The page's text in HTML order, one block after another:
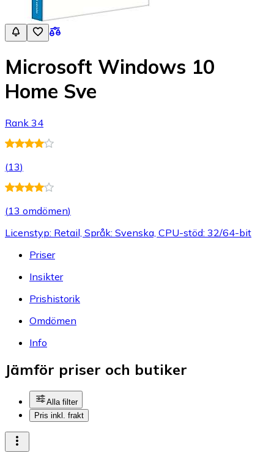
Microsoft Windows 10
Home Sve
Rank 34
(13)
(13 omdömen)
Licenstyp: Retail, Språk: Svenska, CPU-stöd: 32/64-bit
Priser
Insikter
Prishistorik
Omdömen
Info
Jämför priser och butiker
Alla filter
Pris inkl. frakt